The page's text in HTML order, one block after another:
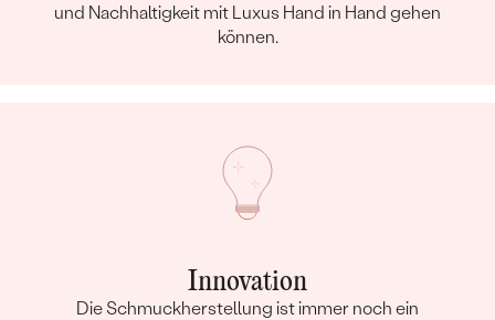
und Nachhaltigkeit mit Luxus Hand in Hand gehen
können.
Innovation
Die Schmuckherstellung ist immer noch ein